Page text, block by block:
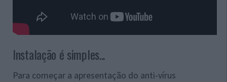
Instalação é simples...
Para começar a apresentação do anti-vírus